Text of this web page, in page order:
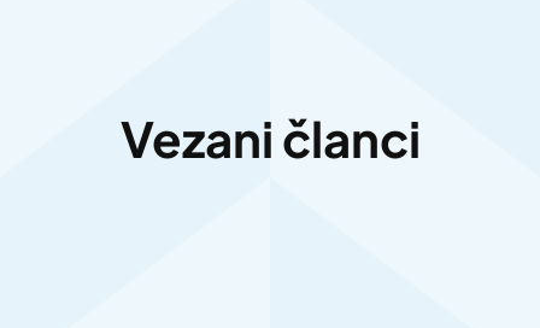
Vezani članci